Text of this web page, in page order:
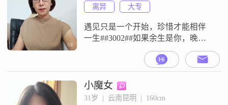
离异
大专
遇见只是一个开始，珍惜才能相伴
一生##3002##如果余生是你，晚一
小魔女
31岁  |  云南昆明  |  160cm